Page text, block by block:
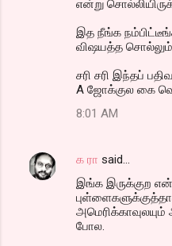
என்று
இத நீங்க
விஷயத்த
சரி சரி இந்தப்
A ஜோக்குல கை
8:01 AM
க ரா said…
இங்க இருக்குற
போல.